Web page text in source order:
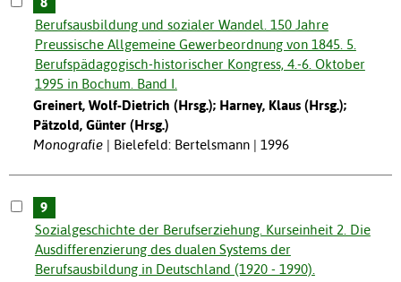
Berufsausbildung und sozialer Wandel. 150 Jahre
Preussische Allgemeine Gewerbeordnung von 1845. 5.
Berufspädagogisch-historischer Kongress, 4.-6. Oktober
1995 in Bochum. Band I.
Greinert, Wolf-Dietrich (Hrsg.); Harney, Klaus (Hrsg.);
Pätzold, Günter (Hrsg.)
Monografie
Bielefeld: Bertelsmann | 1996
9
Sozialgeschichte der Berufserziehung. Kurseinheit 2. Die
Ausdifferenzierung des dualen Systems der
Berufsausbildung in Deutschland (1920 - 1990).